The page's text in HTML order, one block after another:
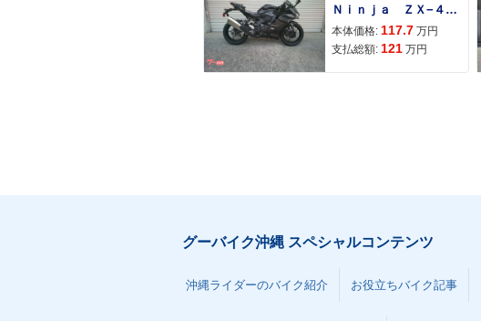
Ｎｉｎｊａ ＺＸ−４Ｒ ＳＥ
本体価格: 117.7 万円
支払総額: 121 万円
グーバイク沖縄 スペシャルコンテンツ
沖縄ライダーのバイク紹介 お役立ちバイク記事